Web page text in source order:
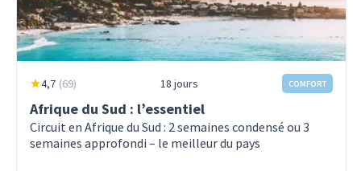
4,7 (69) 18 jours COMFORT
Afrique du Sud : l’essentiel
Circuit en Afrique du Sud : 2 semaines condensé ou 3
semaines approfondi – le meilleur du pays